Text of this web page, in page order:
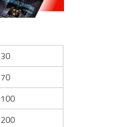
30
70
100
200